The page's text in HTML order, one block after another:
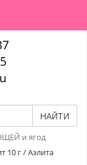
НАЙТИ
и ягод
10 г / Аэлита